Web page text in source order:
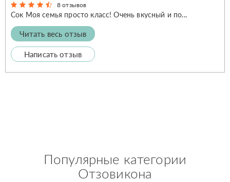
8 отзывов
Сок Моя семья просто класс! Очень вкусный и по...
Читать весь отзыв
Написать отзыв
Популярные категории
Отзовикона